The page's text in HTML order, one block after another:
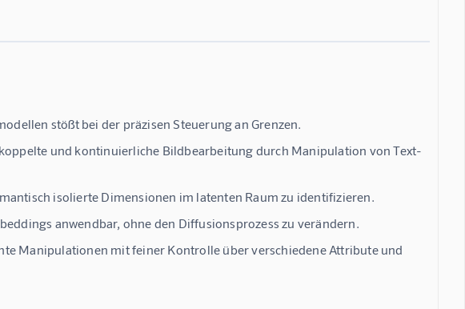
stößt bei der präzisen Steuerung an Grenzen.
und kontinuierliche Bildbearbeitung durch Manipulation von Text-
isolierte Dimensionen im latenten Raum zu identifizieren.
anwendbar, ohne den Diffusionsprozess zu verändern.
Manipulationen mit feiner Kontrolle über verschiedene Attribute und